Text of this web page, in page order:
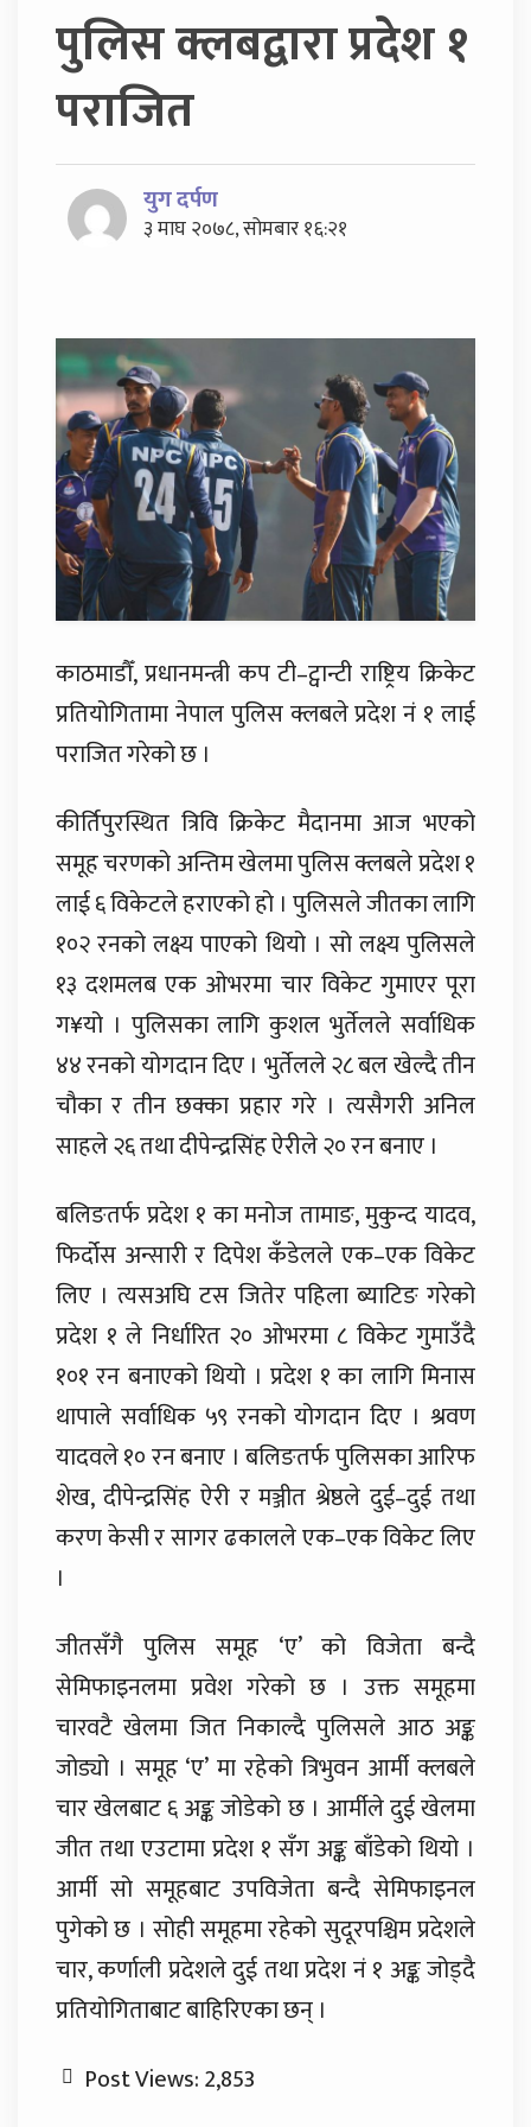
पुलिस क्लबद्वारा प्रदेश १
पराजित
युग दर्पण
३ माघ २०७८, सोमबार १६:२१
काठमाडौँ, प्रधानमन्त्री कप टी–ट्वान्टी राष्ट्रिय क्रिकेट
प्रतियोगितामा नेपाल पुलिस क्लबले प्रदेश नं १ लाई
पराजित गरेको छ ।
कीर्तिपुरस्थित त्रिवि क्रिकेट मैदानमा आज भएको
समूह चरणको अन्तिम खेलमा पुलिस क्लबले प्रदेश १
लाई ६ विकेटले हराएको हो । पुलिसले जीतका लागि
१०२ रनको लक्ष्य पाएको थियो । सो लक्ष्य पुलिसले
१३ दशमलब एक ओभरमा चार विकेट गुमाएर पूरा
ग¥यो । पुलिसका लागि कुशल भुर्तेलले सर्वाधिक
४४ रनको योगदान दिए । भुर्तेलले २८ बल खेल्दै तीन
चौका र तीन छक्का प्रहार गरे । त्यसैगरी अनिल
साहले २६ तथा दीपेन्द्रसिंह ऐरीले २० रन बनाए ।
बलिङतर्फ प्रदेश १ का मनोज तामाङ, मुकुन्द यादव,
फिर्दोस अन्सारी र दिपेश कँडेलले एक–एक विकेट
लिए । त्यसअघि टस जितेर पहिला ब्याटिङ गरेको
प्रदेश १ ले निर्धारित २० ओभरमा ८ विकेट गुमाउँदै
१०१ रन बनाएको थियो । प्रदेश १ का लागि मिनास
थापाले सर्वाधिक ५९ रनको योगदान दिए । श्रवण
यादवले १० रन बनाए । बलिङतर्फ पुलिसका आरिफ
शेख, दीपेन्द्रसिंह ऐरी र मञ्जीत श्रेष्ठले दुई–दुई तथा
करण केसी र सागर ढकालले एक–एक विकेट लिए
।
जीतसँगै पुलिस समूह ‘ए’ को विजेता बन्दै
सेमिफाइनलमा प्रवेश गरेको छ । उक्त समूहमा
चारवटै खेलमा जित निकाल्दै पुलिसले आठ अङ्क
जोड्यो । समूह ‘ए’ मा रहेको त्रिभुवन आर्मी क्लबले
चार खेलबाट ६ अङ्क जोडेको छ । आर्मीले दुई खेलमा
जीत तथा एउटामा प्रदेश १ सँग अङ्क बाँडेको थियो ।
आर्मी सो समूहबाट उपविजेता बन्दै सेमिफाइनल
पुगेको छ । सोही समूहमा रहेको सुदूरपश्चिम प्रदेशले
चार, कर्णाली प्रदेशले दुई तथा प्रदेश नं १ अङ्क जोड्दै
प्रतियोगिताबाट बाहिरिएका छन् ।
Post Views:2,853